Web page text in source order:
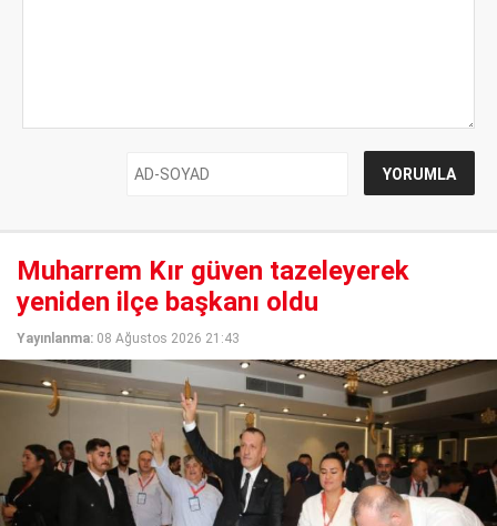
Muharrem Kır güven tazeleyerek
yeniden ilçe başkanı oldu
Yayınlanma: 08 Ağustos 2026 21:43